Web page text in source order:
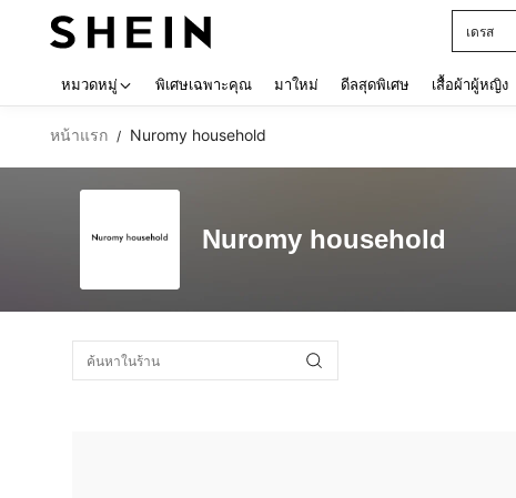
เดรส
หมวดหมู่ พิเศษเฉพาะคุณ มาใหม่ ดีลสุดพิเศษ เสื้อผ้าผู้หญิง
หน้าแรก / Nuromy household
Nuromy household